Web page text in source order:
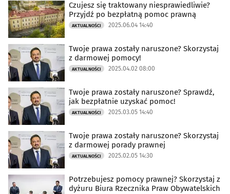
Czujesz się traktowany niesprawiedliwie?
Przyjdź po bezpłatną pomoc prawną
AKTUALNOŚCI 2025.06.04 14:40
Twoje prawa zostały naruszone? Skorzystaj
z darmowej pomocy!
AKTUALNOŚCI 2025.04.02 08:00
Twoje prawa zostały naruszone? Sprawdź,
jak bezpłatnie uzyskać pomoc!
AKTUALNOŚCI 2025.03.05 14:40
Twoje prawa zostały naruszone? Skorzystaj
z darmowej porady prawnej
AKTUALNOŚCI 2025.02.05 14:30
Potrzebujesz pomocy prawnej? Skorzystaj z
dyżuru Biura Rzecznika Praw Obywatelskich